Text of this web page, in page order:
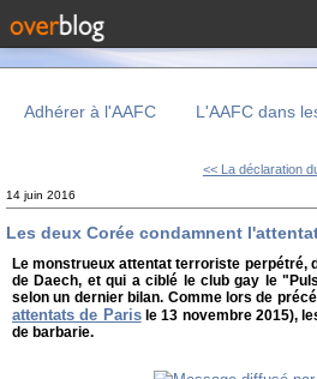
Adhérer à l'AAFC L'AAFC dans
<< La déclaration
14 juin 2016
Les deux Corée condamnent
Le monstrueux attentat terroriste perpétré,
de Daech, et qui a ciblé le club gay le
selon un dernier bilan. Comme lors de
attentats de Parisle 13 novembre 2015),
de barbarie.